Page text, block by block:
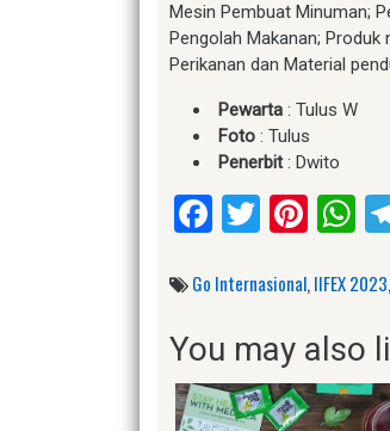
Mesin Pembuat Minuman;
Pengolah Makanan;
Perikanan dan Material
Pewarta : Tulus W
Foto : Tulus
Penerbit: Dwito
Facebook
Twitter
Go Internasional,IIFEX 2023,
You may also